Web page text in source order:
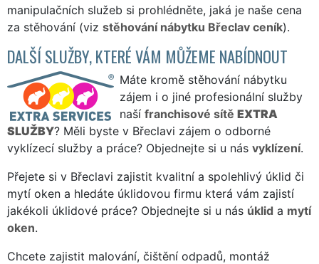
manipulačních služeb si prohlédněte, jaká je naše cena
za stěhování (viz stěhování nábytku Břeclav ceník).
DALŠÍ SLUŽBY, KTERÉ VÁM MŮŽEME NABÍDNOUT
Máte kromě stěhování nábytku
zájem i o jiné profesionální služby
naší franchisové sítě EXTRA
SLUŽBY? Měli byste v Břeclavi zájem o odborné
vyklízecí služby a práce? Objednejte si u nás vyklízení.
Přejete si v Břeclavi zajistit kvalitní a spolehlivý úklid či
mytí oken a hledáte úklidovou firmu která vám zajistí
jakékoli úklidové práce? Objednejte si u nás úklid a mytí
oken.
Chcete zajistit malování, čištění odpadů, montáž